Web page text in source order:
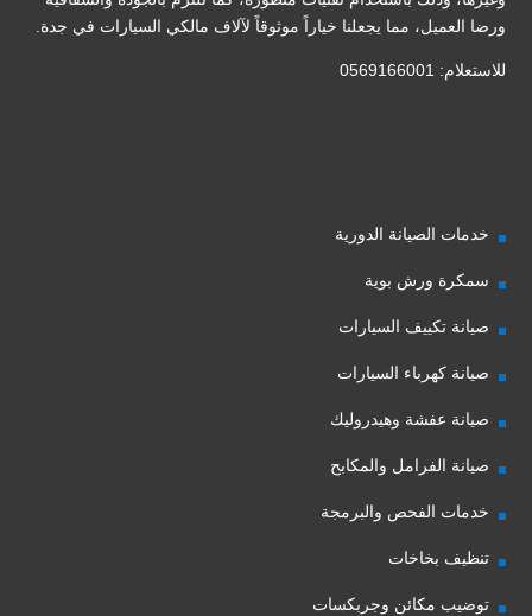
ورضا العميل، مما يجعلنا خياراً موثوقاً لآلاف مالكي السيارات في جدة.
للاستعلام: 0569166001
خدمات الصيانة الدورية
سمكرة ورش بوية
صيانة تكييف السيارات
صيانة كهرباء السيارات
صيانة عفشة وهيدروليك
صيانة الفرامل والمكابح
خدمات الفحص والبرمجة
تنظيف بخاخات
توضيب مكائن وجربكسات